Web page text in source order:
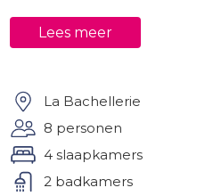
Buiten
De tuin is geheel omheind
zwembad kunnen spelen.
Omgeving
De bakker op 1 min lopen
Montignac-Lascaux. 35 km
Lees meer
La Bachellerie
8 personen
4 slaapkamers
2 badkamers